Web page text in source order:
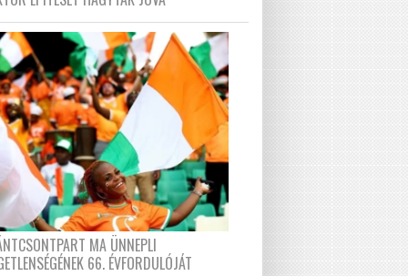
MA ÜNNEPLI
66. ÉVFORDULÓJÁT